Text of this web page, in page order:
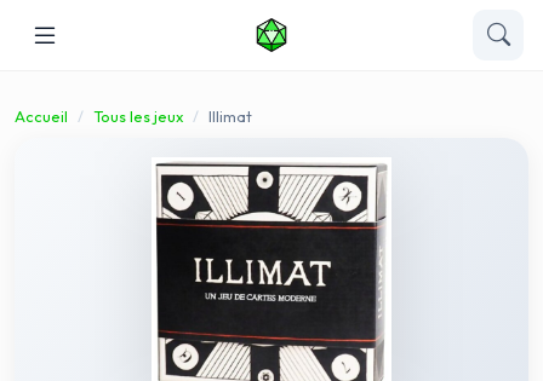
Accueil Tous les jeux Illimat